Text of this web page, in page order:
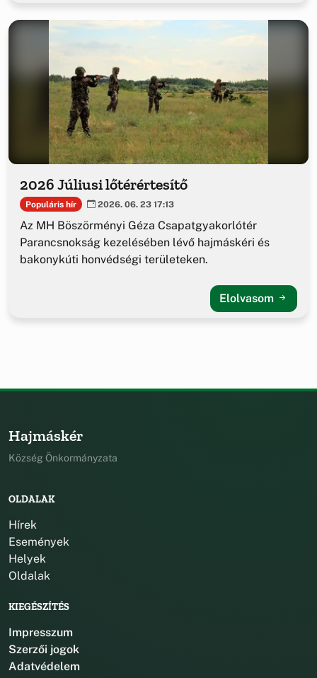
2026 Júliusi lőtérértesítő
Populáris hír 2026. 06. 23 17:13
Az MH Böszörményi Géza Csapatgyakorlótér
Parancsnokság kezelésében lévő hajmáskéri és
bakonykúti honvédségi területeken.
Elolvasom
Hajmáskér
Község Önkormányzata
OLDALAK
Hírek
Események
Helyek
Oldalak
KIEGÉSZÍTÉS
Impresszum
Szerzői jogok
Adatvédelem